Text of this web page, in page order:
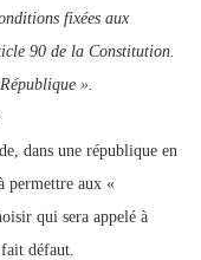
fixées aux
90 de la Constitution.
».
dans une république en
permettre aux «
qui sera appelé à
défaut.